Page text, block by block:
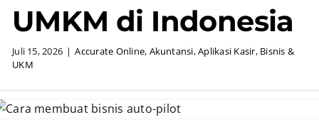
UMKM di Indonesia
Juli 15, 2026 | Accurate Online, Akuntansi,Aplikasi Kasir, Bisnis &
UKM